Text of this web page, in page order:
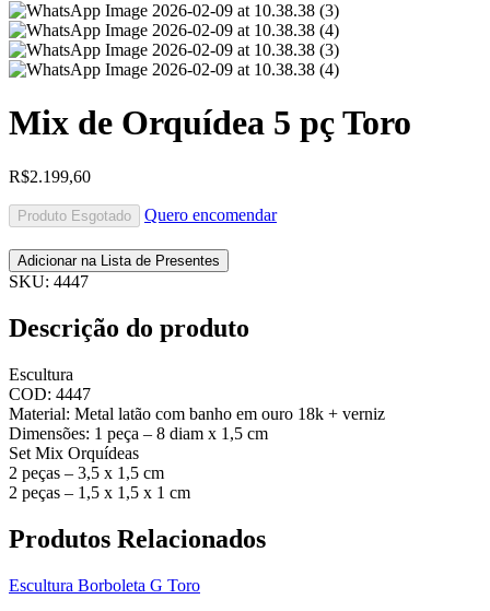
Mix de Orquídea 5 pç Toro
R$2.199,60
Produto Esgotado Quero encomendar
Adicionar na Lista de Presentes
SKU: 4447
Descrição do produto
Escultura
COD: 4447
Material: Metal latão com banho em ouro 18k + verniz
Dimensões: 1 peça – 8 diam x 1,5 cm
Set Mix Orquídeas
2 peças – 3,5 x 1,5 cm
2 peças – 1,5 x 1,5 x 1 cm
Produtos Relacionados
Escultura Borboleta G Toro